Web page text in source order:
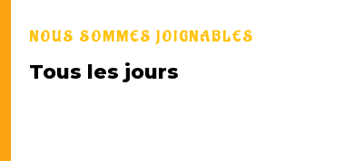
NOUS SOMMES JOIGNABLES
Tous les jours